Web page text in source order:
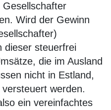
Gesellschafter
Wird der Gewinn
dieser steuerfrei
die im Ausland
nicht in Estland,
werden.
ein vereinfachtes